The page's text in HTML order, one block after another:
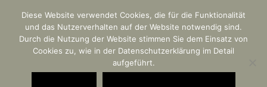
Rechtsanwaltskanzlei
Dr. Jens Robbert
Diese Website verwendet Cookies, die für die Funktionalität
und das Nutzerverhalten auf der Website notwendig sind.
Durch die Nutzung der Website stimmen Sie dem Einsatz von
Cookies zu, wie in der Datenschutzerklärung im Detail
aufgeführt.